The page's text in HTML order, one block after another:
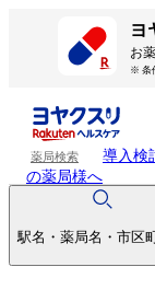
ヨ
お
※ 条
薬局検索
導入検
の薬局様へ
駅名・薬局名・市区
処方せんを送って
処方せんを送って